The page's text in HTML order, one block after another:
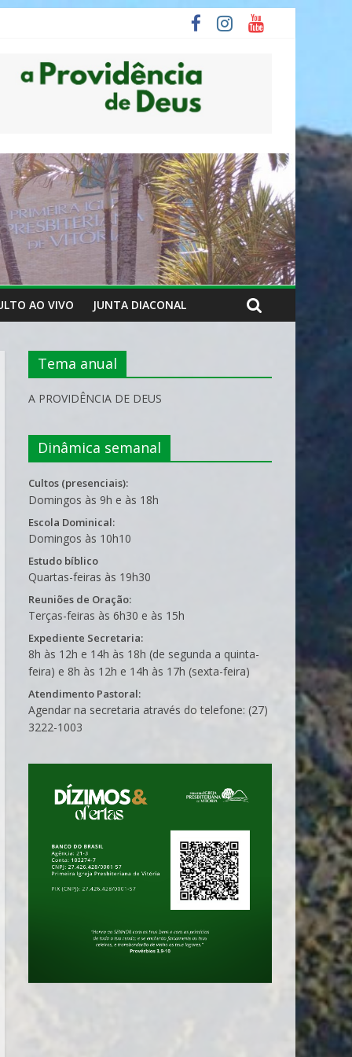
AO VIVO JUNTA DIACONAL
Tema anual
A PROVIDÊNCIA DE DEUS
Dinâmica semanal
Cultos (presenciais):
Domingos às 9h e às 18h
Escola Dominical:
Domingos às 10h10
Estudo bíblico
Quartas-feiras às 19h30
Reuniões de Oração:
Terças-feiras às 6h30 e às 15h
Expediente Secretaria:
8h às 12h e 14h às 18h (de segunda a quinta-
feira) e 8h às 12h e 14h às 17h (sexta-feira)
Atendimento Pastoral:
Agendar na secretaria através do telefone: (27)
3222-1003